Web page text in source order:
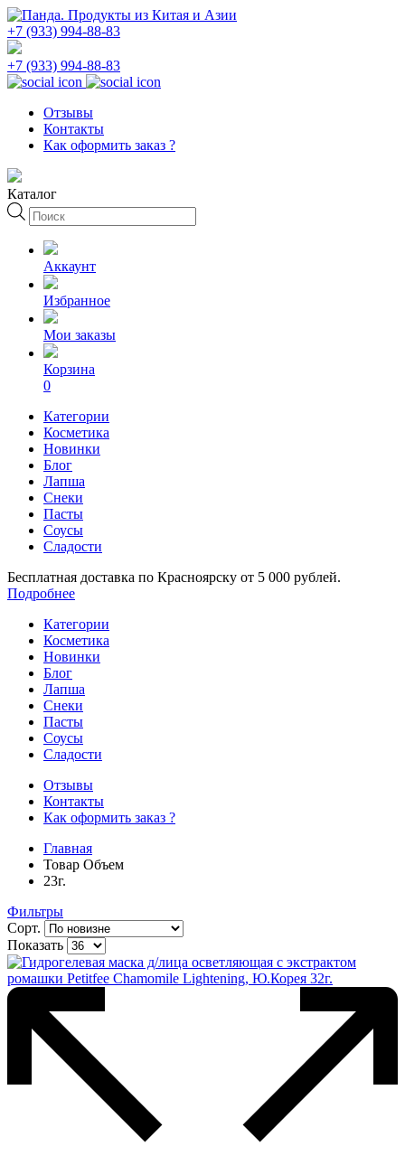
+7 (933) 994-88-83
+7 (933) 994-88-83
Отзывы
Контакты
Как оформить заказ ?
Каталог
Поиск
товаров
Аккаунт
Избранное
Мои заказы
Корзина
0
Категории
Косметика
Новинки
Блог
Лапша
Снеки
Пасты
Соусы
Сладости
Бесплатная доставка по Красноярску от 5 000 рублей.
Подробнее
Категории
Косметика
Новинки
Блог
Лапша
Снеки
Пасты
Соусы
Сладости
Отзывы
Контакты
Как оформить заказ ?
Главная
Товар Объем
23г.
Фильтры
Сорт.
Показать